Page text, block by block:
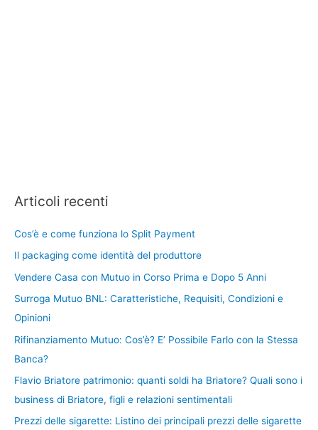
Articoli recenti
Cos’è e come funziona lo Split Payment
Il packaging come identità del produttore
Vendere Casa con Mutuo in Corso Prima e Dopo 5 Anni
Surroga Mutuo BNL: Caratteristiche, Requisiti, Condizioni e
Opinioni
Rifinanziamento Mutuo: Cos’è? E’ Possibile Farlo con la Stessa
Banca?
Flavio Briatore patrimonio: quanti soldi ha Briatore? Quali sono i
business di Briatore, figli e relazioni sentimentali
Prezzi delle sigarette: Listino dei principali prezzi delle sigarette